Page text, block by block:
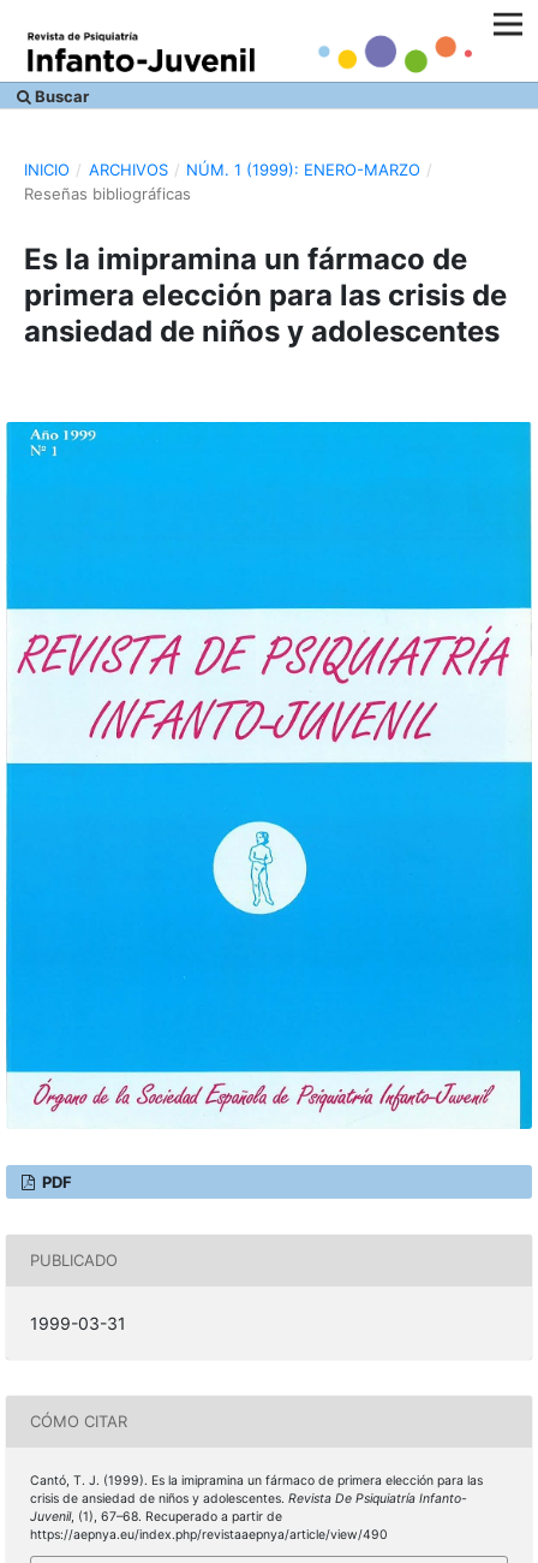
Buscar
INICIO / ARCHIVOS / NÚM. 1 (1999): ENERO-MARZO /
Reseñas bibliográficas
Es la imipramina un fármaco de
primera elección para las crisis de
ansiedad de niños y adolescentes
PDF
PUBLICADO
1999-03-31
CÓMO CITAR
Cantó, T. J. (1999). Es la imipramina un fármaco de primera elección para las
crisis de ansiedad de niños y adolescentes. Revista De Psiquiatría Infanto-
Juvenil, (1), 67–68. Recuperado a partir de
https://aepnya.eu/index.php/revistaaepnya/article/view/490